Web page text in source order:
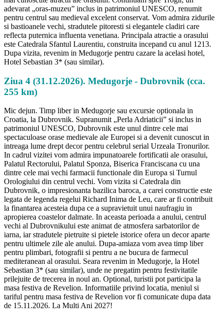
adevarat „oras-muzeu” inclus in patrimoniul UNESCO, renumit
pentru centrul sau medieval excelent conservat. Vom admira zidurile
si bastioanele vechi, stradutele pitoresti si elegantele cladiri care
reflecta puternica influenta venetiana. Principala atractie a orasului
este Catedrala Sfantul Laurentiu, construita incepand cu anul 1213.
Dupa vizita, revenim in Medugorje pentru cazare la acelasi hotel,
Hotel Sebastian 3* (sau similar).
Ziua 4 (31.12.2026). Medugorje - Dubrovnik (cca.
255 km)
Mic dejun. Timp liber in Medugorje sau excursie optionala in
Croatia, la Dubrovnik. Supranumit „Perla Adriaticii” si inclus in
patrimoniul UNESCO, Dubrovnik este unul dintre cele mai
spectaculoase orase medievale ale Europei si a devenit cunoscut in
intreaga lume drept decor pentru celebrul serial Urzeala Tronurilor.
In cadrul vizitei vom admira impunatoarele fortificatii ale orasului,
Palatul Rectorului, Palatul Sponza, Biserica Franciscana cu una
dintre cele mai vechi farmacii functionale din Europa si Turnul
Orologiului din centrul vechi. Vom vizita si Catedrala din
Dubrovnik, o impresionanta bazilica baroca, a carei constructie este
legata de legenda regelui Richard Inima de Leu, care ar fi contribuit
la finantarea acesteia dupa ce a supravietuit unui naufragiu in
apropierea coastelor dalmate. In aceasta perioada a anului, centrul
vechi al Dubrovnikului este animat de atmosfera sarbatorilor de
iarna, iar stradutele pietruite si pietele istorice ofera un decor aparte
pentru ultimele zile ale anului. Dupa-amiaza vom avea timp liber
pentru plimbari, fotografii si pentru a ne bucura de farmecul
mediteranean al orasului. Seara revenim in Medugorje, la Hotel
Sebastian 3* (sau similar), unde ne pregatim pentru festivitatile
prilejuite de trecerea in noul an. Optional, turistii pot participa la
masa festiva de Revelion. Informatiile privind locatia, meniul si
tariful pentru masa festiva de Revelion vor fi comunicate dupa data
de 15.11.2026. La Multi Ani 2027!